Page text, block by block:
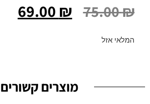
75.00₪
69.00 ₪
המחיר
הקודם
הוא
הנוכחי
המלאי אזל
מוצרים קשורים